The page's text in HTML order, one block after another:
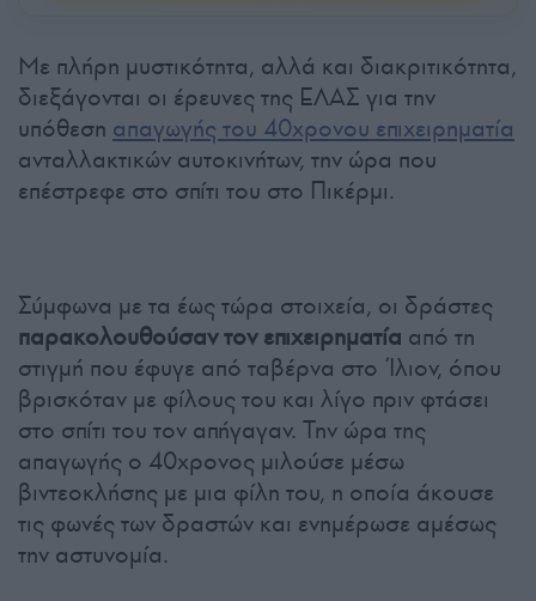
Με πλήρη μυστικότητα, αλλά και διακριτικότητα,
διεξάγονται οι έρευνες της ΕΛΑΣ για την
υπόθεση απαγωγής του 40χρονου επιχειρηματία
ανταλλακτικών αυτοκινήτων, την ώρα που
επέστρεφε στο σπίτι του στο Πικέρμι.
Σύμφωνα με τα έως τώρα στοιχεία, οι δράστες
παρακολουθούσαν τον επιχειρηματία από τη
στιγμή που έφυγε από ταβέρνα στο Ίλιον, όπου
βρισκόταν με φίλους του και λίγο πριν φτάσει
στο σπίτι του τον απήγαγαν. Την ώρα της
απαγωγής ο 40χρονος μιλούσε μέσω
βιντεοκλήσης με μια φίλη του, η οποία άκουσε
τις φωνές των δραστών και ενημέρωσε αμέσως
την αστυνομία.